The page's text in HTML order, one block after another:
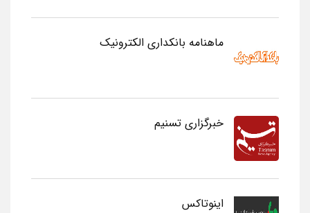
ماهنامه بانکداری الکترونیک
خبرگزاری تسنیم
اینوتاکس